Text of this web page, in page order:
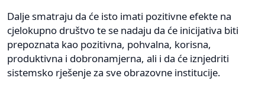
Dalje smatraju da će isto imati pozitivne efekte na
cjelokupno društvo te se nadaju da će inicijativa biti
prepoznata kao pozitivna, pohvalna, korisna,
produktivna i dobronamjerna, ali i da će iznjedriti
sistemsko rješenje za sve obrazovne institucije.